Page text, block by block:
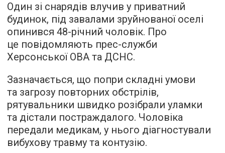
Один зі снарядів влучив у приватний
будинок, під завалами зруйнованої оселі
опинився 48-річний чоловік. Про
це повідомляють прес-служби
Херсонської ОВА та ДСНС.
Зазначається, що попри складні умови
та загрозу повторних обстрілів,
рятувальники швидко розібрали уламки
та дістали постраждалого. Чоловіка
передали медикам, у нього діагностували
вибухову травму та контузію.